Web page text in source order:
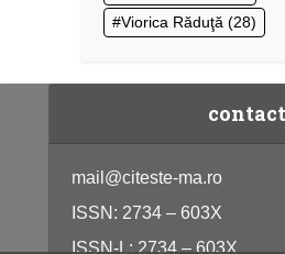
Viorica Răduţă (28)
contact
mail@citeste-ma.ro
ISSN: 2734 – 603X
ISSN-L: 2734 – 603X